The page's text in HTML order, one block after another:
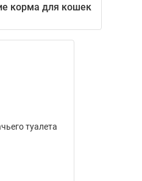
корма для кошек